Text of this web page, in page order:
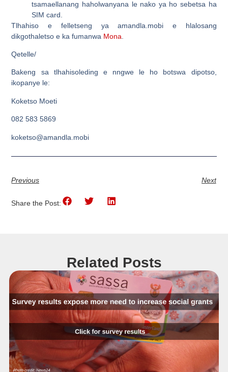
tsamaellanang haholwanyana le nako ya ho sebetsa ha
SIM card.
Tlhahiso e felletseng ya amandla.mobi e hlalosang
dikgothaletso e ka fumanwa Mona
Qetelle/
Bakeng sa tlhahisoleding e nngwe le ho botswa dipotso,
ikopanye le:
Koketso Moeti
082 583 5869
koketso@amandla.mobi
Previous Next
Share the Post:
Related Posts